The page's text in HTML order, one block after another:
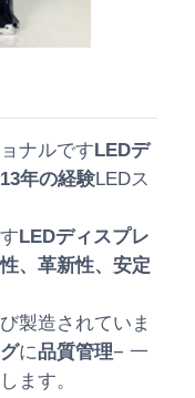
ナルですLEDデ
13年の経験LEDス
LEDディスプレ
、革新性、安定
製造されていま
に品質管理− 一
ます。